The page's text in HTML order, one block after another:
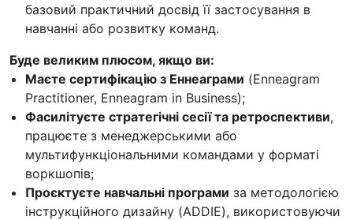
базовий практичний досвід її застосування в
навчанні або розвитку команд.
Буде великим плюсом, якщо ви:
Маєте сертифікацію з Еннеаграми (Enneagram
Practitioner, Enneagram in Business);
Фасилітуєте стратегічні сесії та ретроспективи,
працюєте з менеджерськими або
мультифункціональними командами у форматі
воркшопів;
Проєктуєте навчальні програми за методологією
інструкційного дизайну (ADDIE), використовуючи